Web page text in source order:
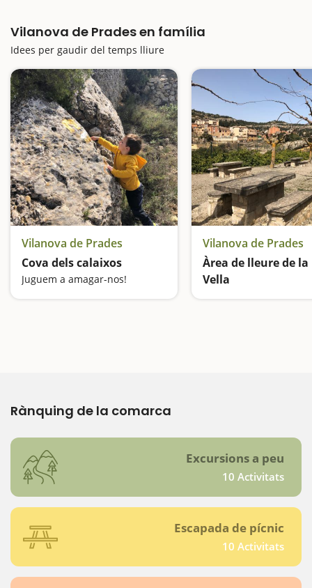
Vilanova de Prades en família
Idees per gaudir del temps lliure
Vilanova de Prades
Cova dels calaixos
Juguem a amagar-nos!
Vilanova de Prades
Àrea de lleure de
Vella
Rànquing de la comarca
Excursions a peu
10 Activitats
Escapada de pícnic
10 Activitats